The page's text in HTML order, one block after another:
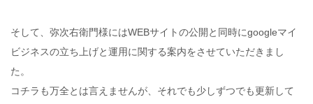
そして、弥次右衛門様にはWEBサイトの公開と同時にgoogleマイ
ビジネスの立ち上げと運用に関する案内をさせていただきまし
た。
コチラも万全とは言えませんが、それでも少しずつでも更新して